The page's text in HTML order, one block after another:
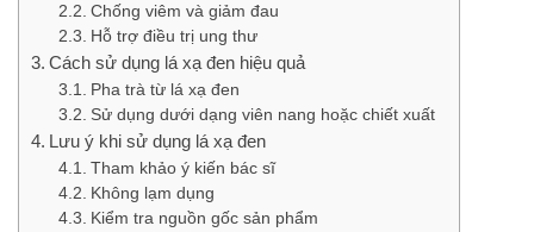
Chống viêm và giảm đau
Hỗ trợ điều trị ung thư
Cách sử dụng lá xạ đen hiệu quả
Pha trà từ lá xạ đen
Sử dụng dưới dạng viên nang hoặc chiết xuất
Lưu ý khi sử dụng lá xạ đen
Tham khảo ý kiến bác sĩ
Không lạm dụng
Kiểm tra nguồn gốc sản phẩm